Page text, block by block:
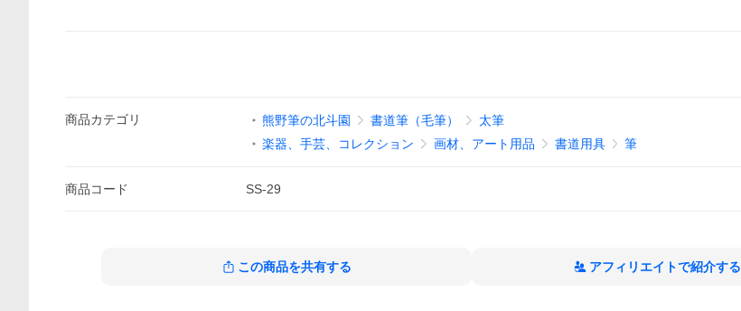
商品カテゴリ 熊野筆の北斗園 書道筆（毛筆）
太筆
楽器、手芸、コレクション
画材、アート用品 書道用具 筆
商品コード SS-29
この商品を共有する アフィリエイトで紹介する